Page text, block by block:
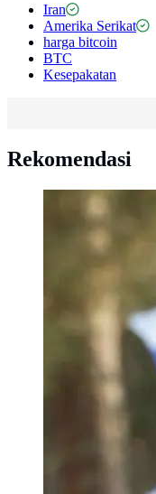
Iran
Amerika Serikat
harga bitcoin
BTC
Kesepakatan
Rekomendasi